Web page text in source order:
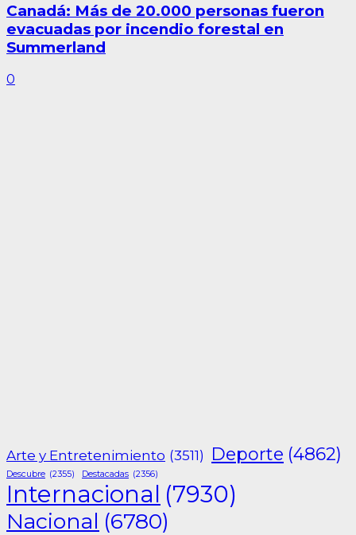
Canadá: Más de 20.000 personas fueron
evacuadas por incendio forestal en
Summerland
0
Arte y Entretenimiento (3511) Deporte (4862)
Descubre (2355) Destacadas (2356)
Internacional (7930)
Nacional (6780)